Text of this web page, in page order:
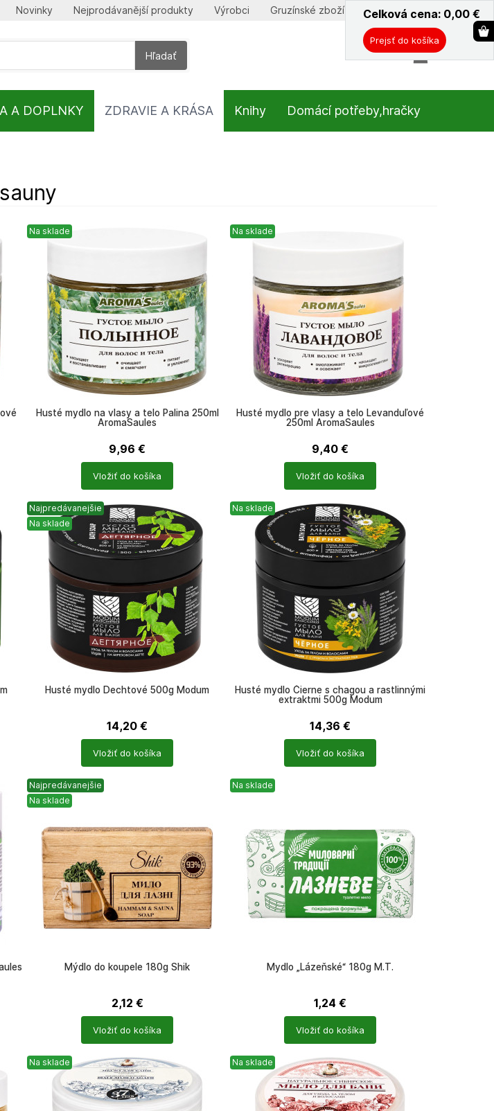
Na sklade
Husté mydlo na vlasy a telo Palina 250ml
AromaSaules
9,96 €
Vložiť do košíka
Na sklade
Husté mydlo pre vlasy a telo Levanduľové
250ml AromaSaules
9,40 €
Vložiť do košíka
Najpredávanejšie
Na sklade
Husté mydlo Dechtové 500g Modum
14,20 €
Vložiť do košíka
Na sklade
Husté mydlo Čierne s chagou a rastlinnými
extraktmi 500g Modum
14,36 €
Vložiť do košíka
Najpredávanejšie
Na sklade
Mýdlo do koupele 180g Shik
2,12 €
Vložiť do košíka
Na sklade
Mydlo „Lázeňské“ 180g M.T.
1,24 €
Vložiť do košíka
Na sklade Na sklade
Hľadať
ˇ
Celková cena: 0,00 €
Prejsť do košíka
Novinky Nejprodávanější produkty Výrobci
Gruzínské zboží
A DOPLNKY ZDRAVIE A KRÁSA Knihy Domácí potřeby,hračky